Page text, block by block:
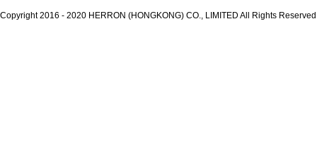
Copyright 2016 - 2020 HERRON (HONGKONG) CO., LIMITED All Rights